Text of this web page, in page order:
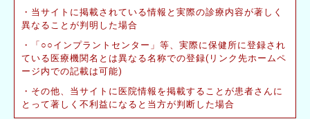
当サイトに掲載されている情報と実際の診療内容が著しく
異なることが判明した場合
「○○インプラントセンター」等、実際に保健所に登録され
ている医療機関名とは異なる名称での登録(リンク先ホームペ
ージ内での記載は可能)
その他、当サイトに医院情報を掲載することが患者さんに
とって著しく不利益になると当方が判断した場合